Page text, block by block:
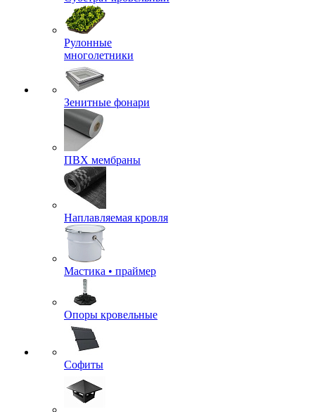
Рулонные
многолетники
Зенитные фонари
ПВХ мембраны
Наплавляемая кровля
Мастика • праймер
Опоры кровельные
Софиты